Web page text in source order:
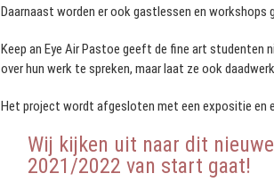
Daarnaast worden er ook gastlessen en workshops
Keep an Eye Air Pastoe geeft de fine art studenten
over hun werk te spreken, maar laat ze ook
Het project wordt afgesloten met een expositie en
Wij kijken uit naar dit
2021/2022 van start gaat!